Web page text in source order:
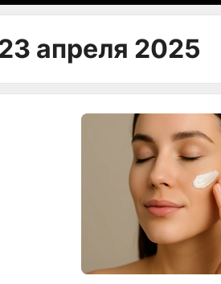
апреля 2025